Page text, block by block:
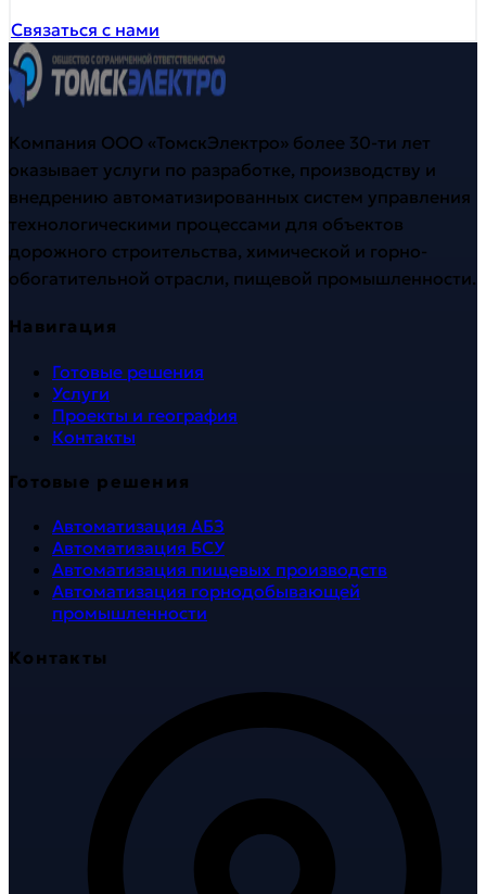
Связаться с нами
Компания ООО «ТомскЭлектро» более 30-ти лет
оказывает услуги по разработке, производству и
внедрению автоматизированных систем управления
технологическими процессами для объектов
дорожного строительства, химической и горно-
обогатительной отрасли, пищевой промышленности.
Навигация
Готовые решения
Услуги
Проекты и география
Контакты
Готовые решения
Автоматизация АБЗ
Автоматизация БСУ
Автоматизация пищевых производств
Автоматизация горнодобывающей
промышленности
Контакты